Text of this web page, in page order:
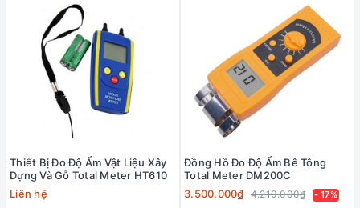
Thiết Bị Đo Độ Ẩm Vật Liệu Xây
Dựng Và Gỗ Total Meter HT610
Liên hệ
Đồng Hồ Đo Độ Ẩm Bê Tông
Total Meter DM200C
3.500.000₫ 4.210.000₫ - 17%